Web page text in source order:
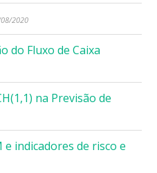
2020
do Fluxo de Caixa
na Previsão de
e indicadores de risco e